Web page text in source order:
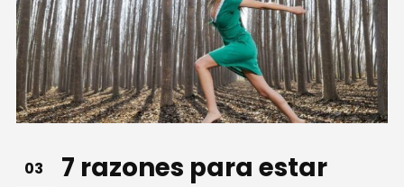
03
7 razones para estar